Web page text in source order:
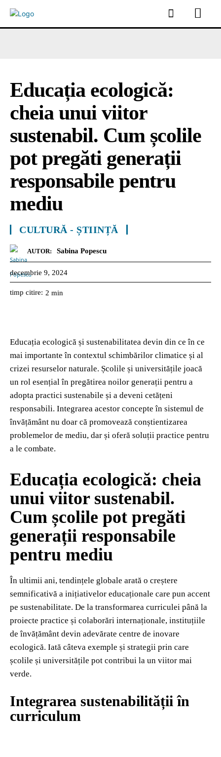
Educația ecologică:
cheia unui viitor
sustenabil. Cum școlile
pot pregăti generații
responsabile pentru
mediu
CULTURĂ - ȘTIINȚĂ
AUTOR: Sabina Popescu
decembrie 9, 2024
timp citire: 2 min
Educația ecologică și sustenabilitatea devin din ce în ce
mai importante în contextul schimbărilor climatice și al
crizei resurselor naturale. Școlile și universitățile joacă
un rol esențial în pregătirea noilor generații pentru a
adopta practici sustenabile și a deveni cetățeni
responsabili. Integrarea acestor concepte în sistemul de
învățământ nu doar că promovează conștientizarea
problemelor de mediu, dar și oferă soluții practice pentru
a le combate.
Educația ecologică: cheia
unui viitor sustenabil.
Cum școlile pot pregăti
generații responsabile
pentru mediu
În ultimii ani, tendințele globale arată o creștere
semnificativă a inițiativelor educaționale care pun accent
pe sustenabilitate. De la transformarea curriculei până la
proiecte practice și colaborări internaționale, instituțiile
de învățământ devin adevărate centre de inovare
ecologică. Iată câteva exemple și strategii prin care
școlile și universitățile pot contribui la un viitor mai
verde.
Integrarea sustenabilității în
curriculum